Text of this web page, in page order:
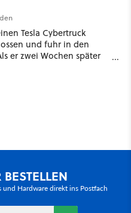
Tesla Cybertruck
und fuhr in den
er zwei Wochen später
Hardware direkt ins Postfach